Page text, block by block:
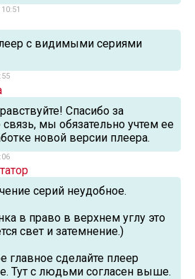
с видимыми сериями
Спасибо за
мы обязательно учтем ее
новой версии плеера.
серий неудобное.
в право в верхнем углу это
свет и затемнение.)
главное сделайте плеер
Тут с людьми согласен выше.